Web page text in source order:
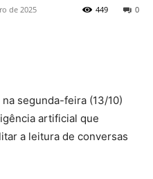
de 2025 0
449
segunda-feira (13/10)
artificial que
a leitura de conversas